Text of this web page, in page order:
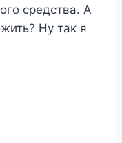
средства. А
Ну так я